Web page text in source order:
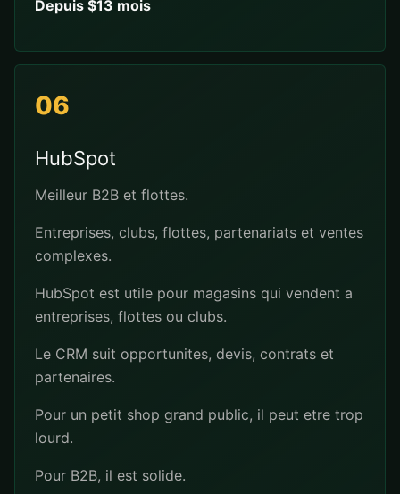
Depuis $13 mois
06
HubSpot
Meilleur B2B et flottes.
Entreprises, clubs, flottes, partenariats et ventes
complexes.
HubSpot est utile pour magasins qui vendent a
entreprises, flottes ou clubs.
Le CRM suit opportunites, devis, contrats et
partenaires.
Pour un petit shop grand public, il peut etre trop
lourd.
Pour B2B, il est solide.